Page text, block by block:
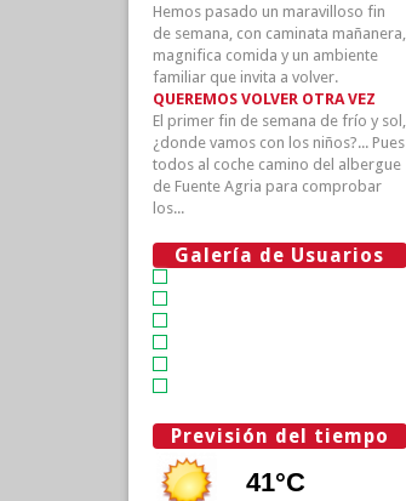
Hemos pasado un maravilloso fin
de semana, con caminata mañanera,
magnifica comida y un ambiente
familiar que invita a volver.
QUEREMOS VOLVER OTRA VEZ
El primer fin de semana de frío y sol,
¿donde vamos con los niños?... Pues
todos al coche camino del albergue
de Fuente Agria para comprobar
los...
Galería de Usuarios
Previsión del tiempo